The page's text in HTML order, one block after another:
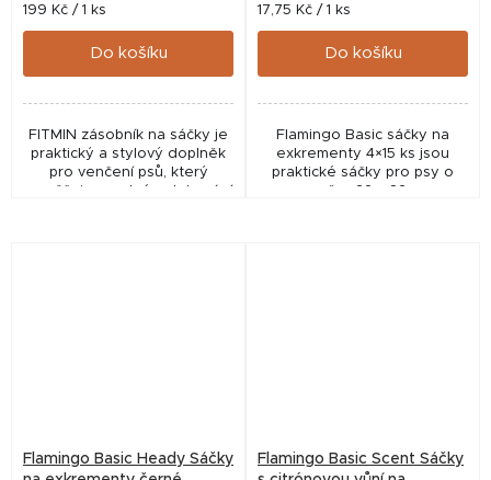
Měrná
cena:
199 Kč / 1 ks
Do košíku
FITMIN zásobník na sáčky je
praktický a stylový doplněk
pro venčení psů, který
umožňuje snadné vytahování
Měrná
cena:
17,75 Kč / 1 ks
Do košíku
Flamingo Basic sáčky na
exkrementy 4×15 ks jsou
praktické sáčky pro psy o
rozměru 22 × 32 cm.
Flamingo Basic Heady Sáčky
Flamingo Basic Scent Sáčky